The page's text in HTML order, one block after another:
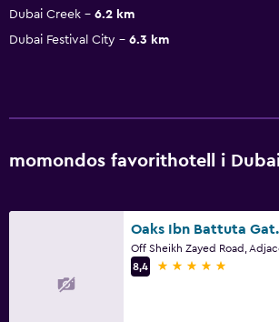
Dubai Creek
6.2 km
Dubai Festival City
6.3 km
momondos favorithotell i Dubai
Oaks
8,4
5 stjärnor